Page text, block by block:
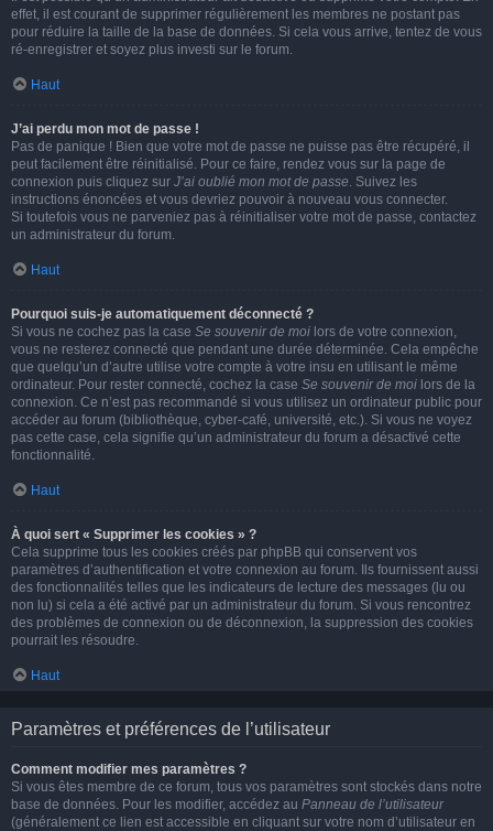
effet, il est courant de supprimer régulièrement les membres ne postant pas
pour réduire la taille de la base de données. Si cela vous arrive, tentez de vous
ré-enregistrer et soyez plus investi sur le forum.
Haut
J’ai perdu mon mot de passe !
Pas de panique ! Bien que votre mot de passe ne puisse pas être récupéré, il
peut facilement être réinitialisé. Pour ce faire, rendez vous sur la page de
connexion puis cliquez sur J’ai oublié mon mot de passe. Suivez les
instructions énoncées et vous devriez pouvoir à nouveau vous connecter.
Si toutefois vous ne parveniez pas à réinitialiser votre mot de passe, contactez
un administrateur du forum.
Haut
Pourquoi suis-je automatiquement déconnecté ?
Si vous ne cochez pas la case Se souvenir de moi lors de votre connexion,
vous ne resterez connecté que pendant une durée déterminée. Cela empêche
que quelqu’un d’autre utilise votre compte à votre insu en utilisant le même
ordinateur. Pour rester connecté, cochez la case Se souvenir de moi lors de la
connexion. Ce n’est pas recommandé si vous utilisez un ordinateur public pour
accéder au forum (bibliothèque, cyber-café, université, etc.). Si vous ne voyez
pas cette case, cela signifie qu’un administrateur du forum a désactivé cette
fonctionnalité.
Haut
À quoi sert « Supprimer les cookies » ?
Cela supprime tous les cookies créés par phpBB qui conservent vos
paramètres d’authentification et votre connexion au forum. Ils fournissent aussi
des fonctionnalités telles que les indicateurs de lecture des messages (lu ou
non lu) si cela a été activé par un administrateur du forum. Si vous rencontrez
des problèmes de connexion ou de déconnexion, la suppression des cookies
pourrait les résoudre.
Haut
Paramètres et préférences de l’utilisateur
Comment modifier mes paramètres ?
Si vous êtes membre de ce forum, tous vos paramètres sont stockés dans notre
base de données. Pour les modifier, accédez au Panneau de l’utilisateur
(généralement ce lien est accessible en cliquant sur votre nom d’utilisateur en